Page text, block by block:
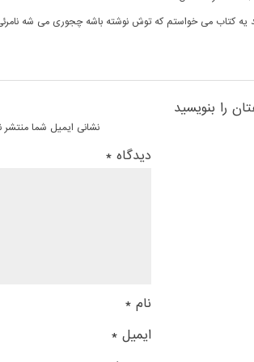
یه کتاب می خواستم که توش نوشته باشه چجوری می شه
را بنویسید
نشانی ایمیل شما
دیدگاه *
نام *
ایمیل *